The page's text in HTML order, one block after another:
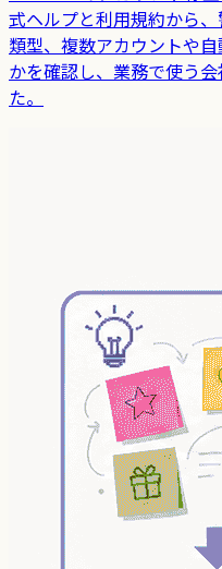
式ヘルプと利用規約から
類型、複数アカウントや
かを確認し、業務で使う
た。